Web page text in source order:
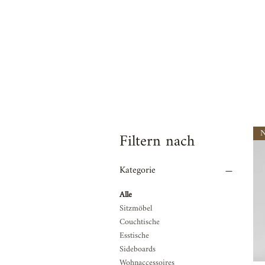
Filtern nach
Kategorie
Alle
Sitzmöbel
Couchtische
Esstische
Sideboards